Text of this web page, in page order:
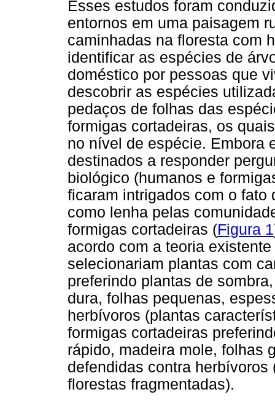
Esses estudos foram
entornos em uma paisagem
caminhadas na floresta com
identificar as espécies de
doméstico por pessoas que
descobrir as espécies
pedaços de folhas das
formigas cortadeiras, os
no nível de espécie. Embora
destinados a responder
biológico (humanos e
ficaram intrigados com o fato
como lenha pelas
formigas cortadeiras (Figura 1
acordo com a teoria
selecionariam plantas com
preferindo plantas de
dura, folhas pequenas,
herbívoros (plantas
formigas cortadeiras
rápido, madeira mole, folhas
defendidas contra
florestas fragmentadas).